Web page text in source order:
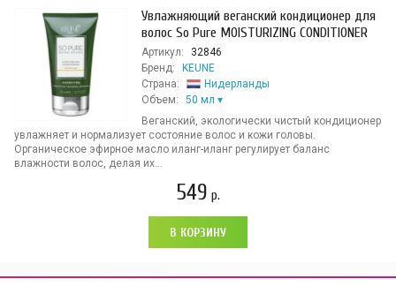
Увлажняющий веганский кондиционер для
волос So Pure MOISTURIZING CONDITIONER
Артикул:
32846
Бренд:
KEUNE
Страна:
Нидерланды
Объем:
50 мл
Веганский, экологически чистый кондиционер
увлажняет и нормализует состояние волос и кожи головы.
Органическое эфирное масло иланг-иланг регулирует баланс
влажности волос, делая их...
549 р.
В КОРЗИНУ